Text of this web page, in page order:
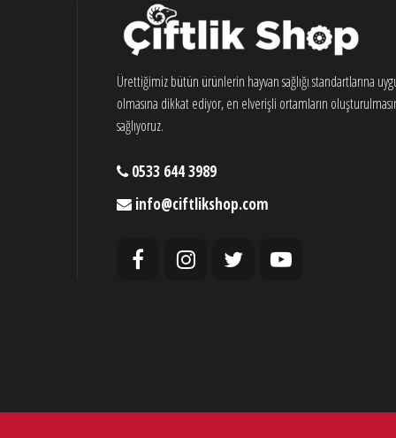
Ürettiğimiz bütün ürünlerin hayvan sağlığı standartlarına
olmasına dikkat ediyor, en elverişli ortamların
sağlıyoruz.
0533 644 3989
info@ciftlikshop.com